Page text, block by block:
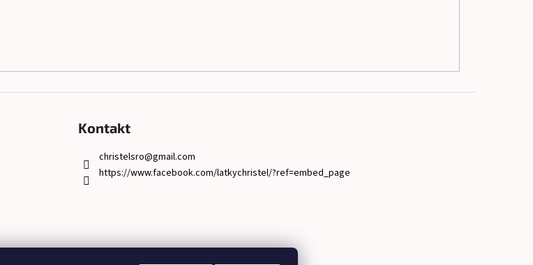
Kontakt
christelsro@gmail.com
https://www.facebook.com/latkychristel/?ref=embed_page